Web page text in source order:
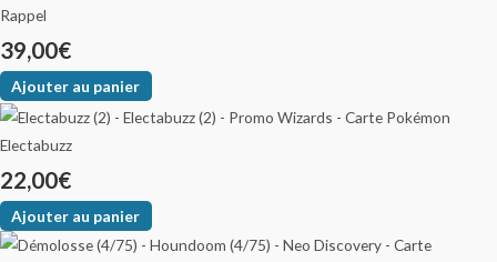
Rappel
39,00€
Ajouter au panier
Electabuzz
22,00€
Ajouter au panier